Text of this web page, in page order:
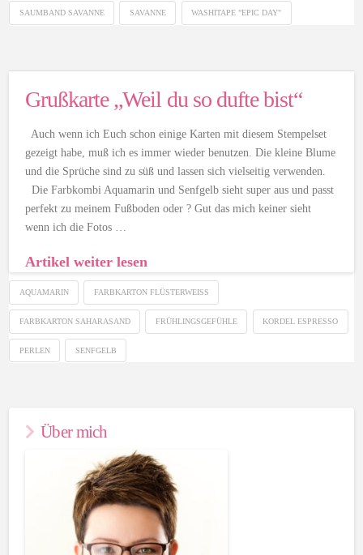
SAUMBAND SAVANNE SAVANNE WASHITAPE "EPIC DAY"
Grußkarte „Weil du so dufte bist“
Auch wenn ich Euch schon einige Karten mit diesem Stempelset
gezeigt habe, muß ich es immer wieder benutzen. Die kleine Blume
und die Sprüche sind zu süß und lassen sich vielseitig verwenden.
Die Farbkombi Aquamarin und Senfgelb sieht super aus und passt
perfekt zu meinem Fußboden oder ? Gut das mich keiner sieht
wenn ich die Fotos …
Artikel weiter lesen
AQUAMARIN FARBKARTON FLÜSTERWEISS
FARBKARTON SAHARASAND FRÜHLINGSGEFÜHLE KORDEL ESPRESSO
PERLEN SENFGELB
Über mich